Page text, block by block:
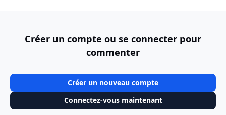
Créer un compte ou se connecter pour
commenter
Créer un nouveau compte
Connectez-vous maintenant